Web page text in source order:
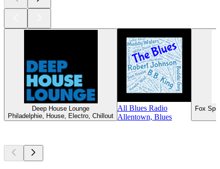
Deep House Lounge
Philadelphie, House, Electro, Chillout
All Blues Radio
Allentown, Blues
Fox